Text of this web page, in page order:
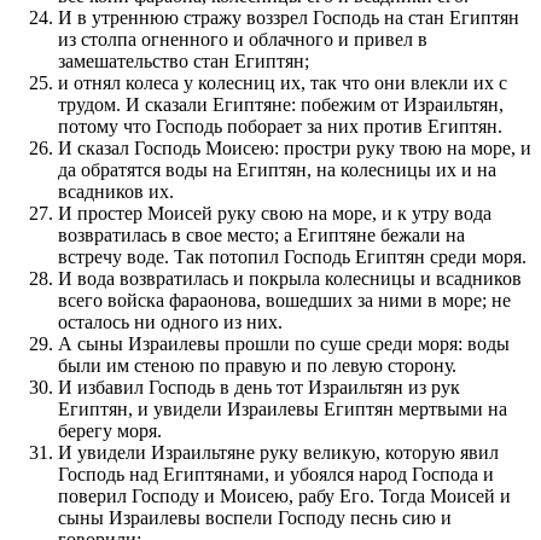
И в утреннюю стражу воззрел Господь на стан Египтян
из столпа огненного и облачного и привел в
замешательство стан Египтян;
и отнял колеса у колесниц их, так что они влекли их с
трудом. И сказали Египтяне: побежим от Израильтян,
потому что Господь поборает за них против Египтян.
И сказал Господь Моисею: простри руку твою на море, и
да обратятся воды на Египтян, на колесницы их и на
всадников их.
И простер Моисей руку свою на море, и к утру вода
возвратилась в свое место; а Египтяне бежали на
встречу воде. Так потопил Господь Египтян среди моря.
И вода возвратилась и покрыла колесницы и всадников
всего войска фараонова, вошедших за ними в море; не
осталось ни одного из них.
А сыны Израилевы прошли по суше среди моря: воды
были им стеною по правую и по левую сторону.
И избавил Господь в день тот Израильтян из рук
Египтян, и увидели Израилевы Египтян мертвыми на
берегу моря.
И увидели Израильтяне руку великую, которую явил
Господь над Египтянами, и убоялся народ Господа и
поверил Господу и Моисею, рабу Его. Тогда Моисей и
сыны Израилевы воспели Господу песнь сию и